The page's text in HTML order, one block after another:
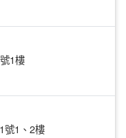
1樓
號1、2樓